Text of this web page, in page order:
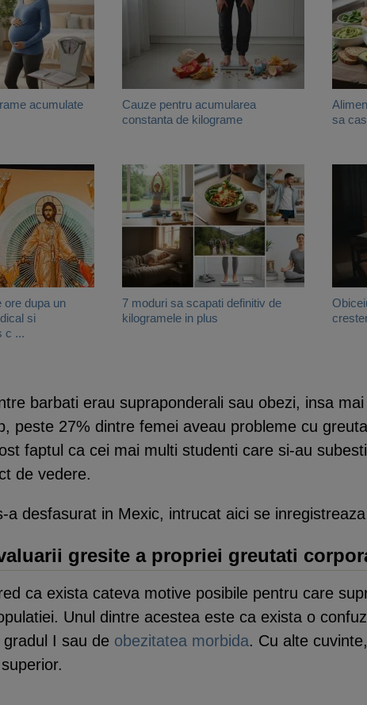
acumulate
Cauze pentru acumularea
constanta de kilograme
sa
ore dupa un
si
c ...
7 moduri sa scapati definitiv de
kilogramele in plus
barbati erau supraponderali sau obezi, insa
peste 27% dintre femei aveau probleme cu
faptul ca cei mai multi studenti care si-au
de vedere.
a desfasurat in Mexic, intrucat aici se
gresite a propriei greutati
ca exista cateva motive posibile pentru care
Unul dintre acestea este ca exista o
I sau de obezitatea morbida. Cu alte